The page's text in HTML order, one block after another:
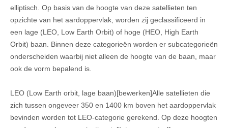
elliptisch. Op basis van de hoogte van deze satellieten ten
opzichte van het aardoppervlak, worden zij geclassificeerd in
een lage (LEO, Low Earth Orbit) of hoge (HEO, High Earth
Orbit) baan. Binnen deze categorieën worden er subcategorieën
onderscheiden waarbij niet alleen de hoogte van de baan, maar
ook de vorm bepalend is.
LEO (Low Earth orbit, lage baan)[bewerken]Alle satellieten die
zich tussen ongeveer 350 en 1400 km boven het aardoppervlak
bevinden worden tot LEO-categorie gerekend. Op deze hoogten